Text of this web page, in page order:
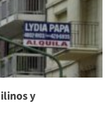
y